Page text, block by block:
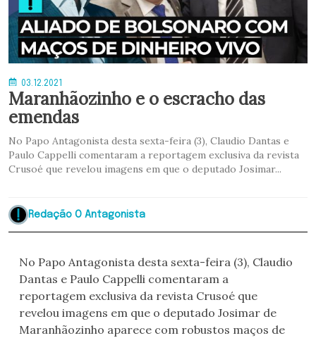
03.12.2021
Maranhãozinho e o escracho das
emendas
No Papo Antagonista desta sexta-feira (3), Claudio Dantas e
Paulo Cappelli comentaram a reportagem exclusiva da revista
Crusoé que revelou imagens em que o deputado Josimar...
Redação O Antagonista
No Papo Antagonista desta sexta-feira (3), Claudio
Dantas e Paulo Cappelli comentaram a
reportagem exclusiva da revista Crusoé que
revelou imagens em que o deputado Josimar de
Maranhãozinho aparece com robustos maços de